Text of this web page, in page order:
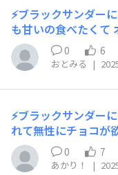
⚡ブラックサンダー
も甘いの食べたくて
味しかった😄 ⚡お気に入りのフレーバーとお気に入りポイ
ント！ 抹茶の真髄
ンダーが包み込むところが好き♡ ⚡
てる！ 朝時々オー
ネーミングが
0 6
おとみる |
⚡ブラックサンダー
れて無性にチョコが欲しくなり… ⚡
ーとお気に入りポイ
んのガトーショコラに劣
0 7
あかり！ |